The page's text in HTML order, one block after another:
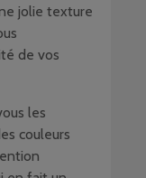
jolie texture
de vos
les
couleurs